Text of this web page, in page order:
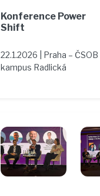
Konference Power
Shift
22.1.2026 | Praha – ČSOB
kampus Radlická